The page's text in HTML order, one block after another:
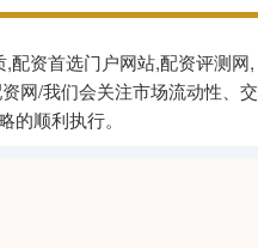
配资首选门户网站,配资评测网,
网/我们会关注市场流动性、交
的顺利执行。